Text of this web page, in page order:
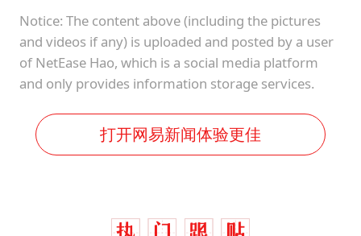
Notice: The content above (including the pictures
and videos if any) is uploaded and posted by a user
of NetEase Hao, which is a social media platform
and only provides information storage services.
打开网易新闻体验更佳